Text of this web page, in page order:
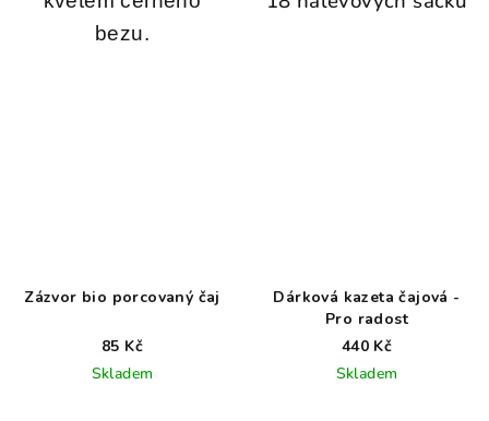
bezu.
Zázvor bio porcovaný čaj
85 Kč
Skladem
Dárková kazeta čajová -
Pro radost
440 Kč
Skladem